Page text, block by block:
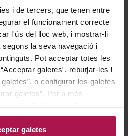
i de tercers, que tenen entre
el funcionament correcte
l'ús del lloc web, i mostrar-li
segons la seva navegació i
Pot acceptar totes les
galetes”, rebutjar-les i
o configurar les galetes
galetes”. Per a més
galetes
Matís nace de la
autóctona Mandó,
con Cabernet Sauvignon y
vino que fusiona tradición y
que rodea los viñedos
balsámicos y notas de
su perfil elegante y
el terruño de la región.
propia, ideal para regalar